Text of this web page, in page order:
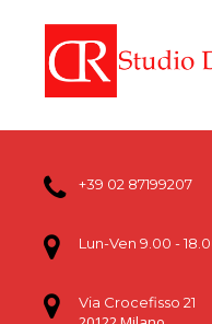
+39 02 87199207
Lun-Ven 9.00 -
Via Crocefisso 21